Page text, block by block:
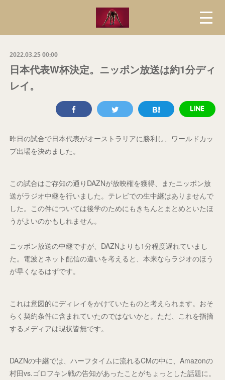
2022.03.25 00:00
日本代表W杯決定。ニッポン放送は約1分ディ
レイ。
昨日の試合で日本代表がオーストラリアに勝利し、ワールドカッ
プ出場を決めました。
この試合はご存知の通りDAZNが放映権を獲得、またニッポン放
送がラジオ中継を行いました。テレビでの生中継はありませんで
した。この件については後学のためにもきちんとまとめといたほ
うがよいのかもしれません。
ニッポン放送の中継ですが、DAZNよりも1分程度遅れていまし
た。電波とネット配信の違いを考えると、本来ならラジオのほう
が早くなるはずです。
これは意図的にディレイをかけていたものと考えられます。おそ
らく契約条件に含まれていたのではないかと。ただ、これを指摘
するメディアは現状皆無です。
DAZNの中継では、ハーフタイムに流れるCMの中に、Amazonの
村田vs.ゴロフキン戦の告知があったことがちょっとした話題に。